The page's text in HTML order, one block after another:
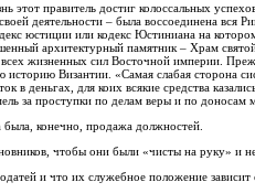
этот правитель достиг колоссальных
деятельности – была воссоединена
юстиции или кодекс Юстиниана на
архитектурный памятник – Храм
жизненных сил Восточной империи.
историю Византии. «Самая слабая
в деньгах, для коих всякие средства
за проступки по делам веры и по
конечно, продажа должностей.
чтобы они были «чисты на руку» и не
и что их служебное положение зависит